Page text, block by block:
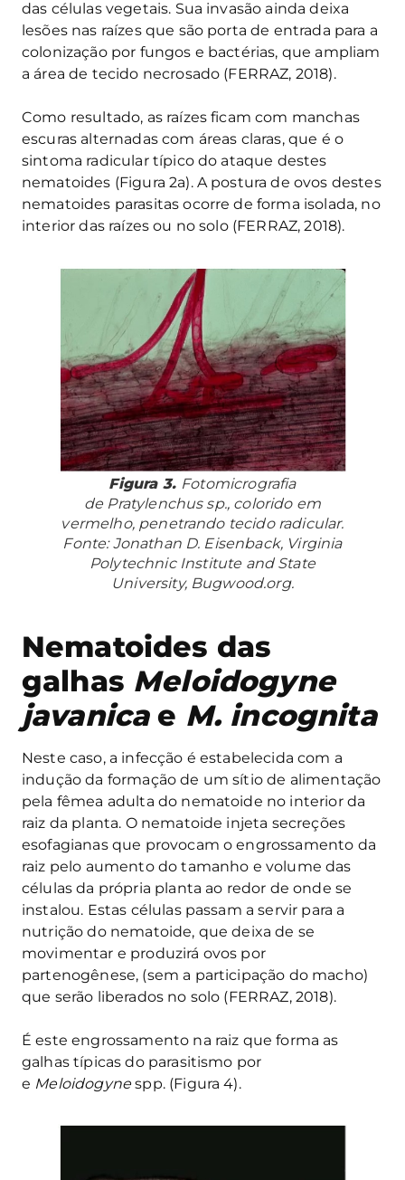
das células vegetais. Sua invasão ainda deixa
lesões nas raízes que são porta de entrada para a
colonização por fungos e bactérias, que ampliam
a área de tecido necrosado (FERRAZ, 2018).
Como resultado, as raízes ficam com manchas
escuras alternadas com áreas claras, que é o
sintoma radicular típico do ataque destes
nematoides (Figura 2a). A postura de ovos destes
nematoides parasitas ocorre de forma isolada, no
interior das raízes ou no solo (FERRAZ, 2018).
Figura 3. Fotomicrografia
de Pratylenchussp., colorido em
vermelho, penetrando tecido radicular.
Fonte: Jonathan D. Eisenback, Virginia
Polytechnic Institute and State
University, Bugwood.org.
Nematoides das
galhas Meloidogyne
javanicae M. incognita
Neste caso, a infecção é estabelecida com a
indução da formação de um sítio de alimentação
pela fêmea adulta do nematoide no interior da
raiz da planta. O nematoide injeta secreções
esofagianas que provocam o engrossamento da
raiz pelo aumento do tamanho e volume das
células da própria planta ao redor de onde se
instalou. Estas células passam a servir para a
nutrição do nematoide, que deixa de se
movimentar e produzirá ovos por
partenogênese, (sem a participação do macho)
que serão liberados no solo (FERRAZ, 2018).
É este engrossamento na raiz que forma as
galhas típicas do parasitismo por
e Meloidogynespp. (Figura 4).